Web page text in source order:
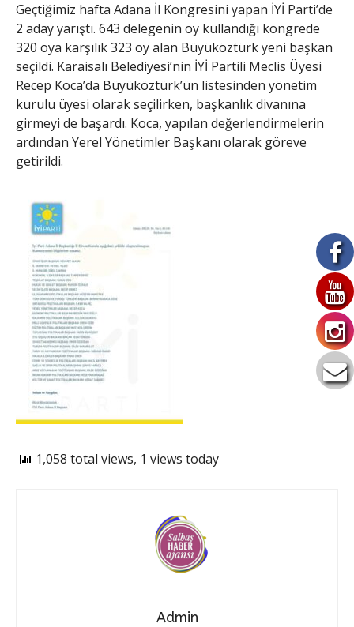
Geçtiğimiz hafta Adana İl Kongresini yapan İYİ Parti’de
2 aday yarıştı. 643 delegenin oy kullandığı kongrede
320 oya karşılık 323 oy alan Büyüköztürk yeni başkan
seçildi. Karaisalı Belediyesi’nin İYİ Partili Meclis Üyesi
Recep Koca’da Büyüköztürk’ün listesinden yönetim
kurulu üyesi olarak seçilirken, başkanlık divanına
girmeyi de başardı. Koca, yapılan değerlendirmelerin
ardından Yerel Yönetimler Başkanı olarak göreve
getirildi.
1,058 total views, 1 views today
Admin